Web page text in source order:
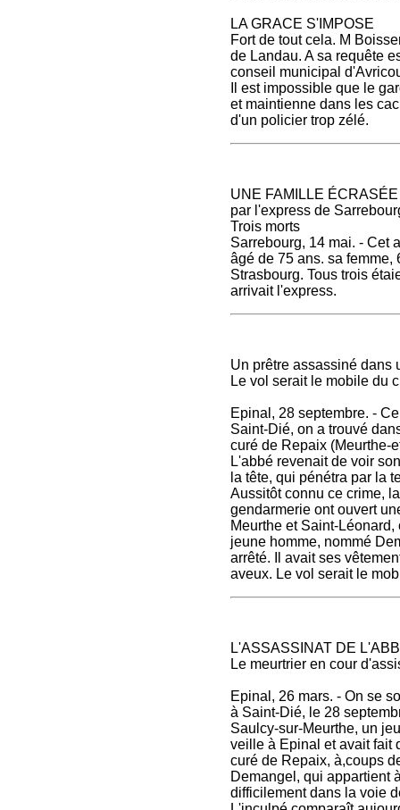
LA GRACE S'IMPOSE
Fort de tout cela. M
de Landau. A sa requête
conseil municipal
Il est impossible que le
et maintienne dans les
d'un policier trop zélé.
UNE FAMILLE
par l'express de
Trois morts
Sarrebourg, 14 mai. - Cet
âgé de 75 ans. sa femme,
Strasbourg. Tous trois
arrivait l'express.
Un prêtre assassiné dans
Le vol serait le mobile du
Epinal, 28 septembre. -
Saint-Dié, on a trouvé
curé de Repaix (Meurthe-
L'abbé revenait de voir
la tête, qui pénétra par la
Aussitôt connu ce crime,
gendarmerie ont ouvert
Meurthe et Saint-
jeune homme, nommé
arrêté. Il avait ses
aveux. Le vol serait le
L'ASSASSINAT DE
Le meurtrier en cour
Epinal, 26 mars. - On se
à Saint-Dié, le 28
Saulcy-sur-Meurthe, un
veille à Epinal et avait fait
curé de Repaix, à,coups
Demangel, qui appartient
difficilement dans la voie